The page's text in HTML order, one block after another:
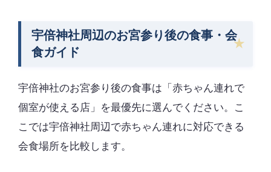
宇倍神社周辺のお宮参り後の食事・会
食ガイド
宇倍神社のお宮参り後の食事は「赤ちゃん連れで
個室が使える店」を最優先に選んでください。こ
こでは宇倍神社周辺で赤ちゃん連れに対応できる
会食場所を比較します。